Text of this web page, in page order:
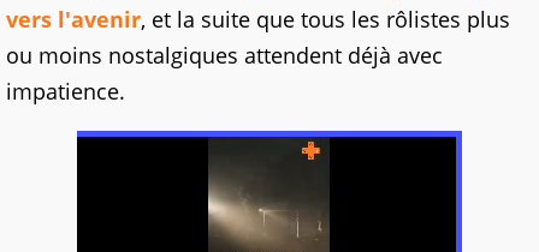
vers l'avenir, et la suite que tous les rôlistes plus
ou moins nostalgiques attendent déjà avec
impatience.